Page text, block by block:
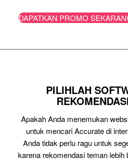
DAPATKAN PROMO
PILIHLAH
Apakah Anda menemukan
untuk mencari Accurate di
Anda tidak perlu ragu untuk
karena rekomendasi teman lebih